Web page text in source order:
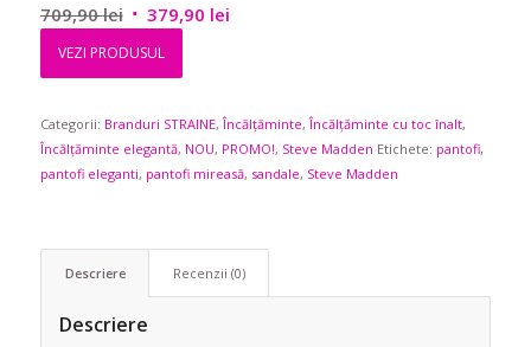
709,90lei Prețul
inițial
709,90 lei.
379,90 leiPrețul
VEZI PRODUSUL
Categorii: Branduri STRAINE,Încălțăminte,Încălțăminte cu toc înalt,
Încălțăminte elegantă, NOU, PROMO!, Steve Madden Etichete: pantofi,
pantofi eleganti, pantofi mireasă, sandale, Steve Madden
Descriere Recenzii (0)
Descriere